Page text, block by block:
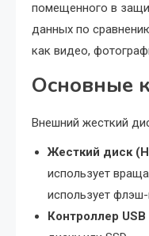
помещенного в
данных по
как видео,
Основные
Внешний жесткий
Жесткий диск
использует
использует флэш-
Контроллер USB